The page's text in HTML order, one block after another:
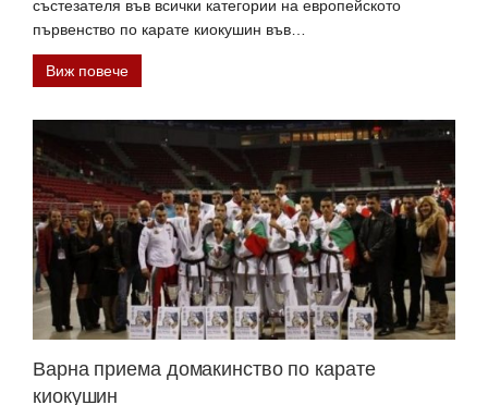
състезателя във всички категории на европейското
първенство по карате киокушин във…
Виж повече
Варна приема домакинство по карате
киокушин